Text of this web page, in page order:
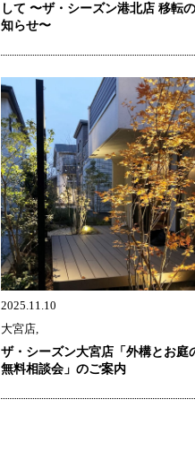
して 〜ザ・シーズン港北店 移転
知らせ〜
2025.11.10
大宮店,
ザ・シーズン大宮店「外構とお庭
無料相談会」のご案内